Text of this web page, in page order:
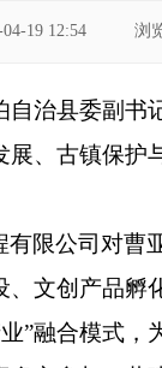
04-19 12:54 浏
自治县委副书
展、古镇保护
有限公司对曹
、文创产品孵
”融合模式